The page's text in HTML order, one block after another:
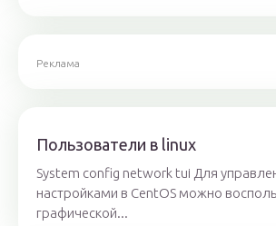
Реклама
Пользователи в linux
System config network tui Для
настройками в CentOS можно
графической...